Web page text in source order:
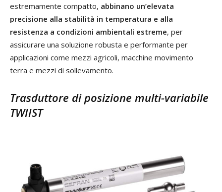
estremamente compatto, abbinano un’elevata
precisione alla stabilità in temperatura e alla
resistenza a condizioni ambientali estreme, per
assicurare una soluzione robusta e performante per
applicazioni come mezzi agricoli, macchine movimento
terra e mezzi di sollevamento.
Trasduttore di posizione multi-variabile
TWIIST